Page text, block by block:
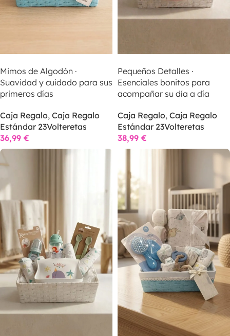
Mimos de Algodón ·
Suavidad y cuidado para sus
primeros días
Caja Regalo, Caja Regalo
Estándar 23Volteretas
36,99 €
Pequeños Detalles ·
Esenciales bonitos para
acompañar su día a día
Caja Regalo, Caja Regalo
Estándar 23Volteretas
38,99 €